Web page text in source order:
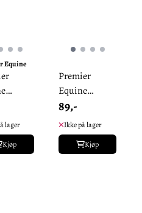
Equine
lager
Kjøp
Premier
Equine
Magnetic
Heste
Massasje
Børste
89,-
Ikke på lager
Kjøp